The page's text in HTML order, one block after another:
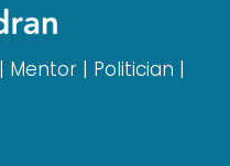
| Politician |